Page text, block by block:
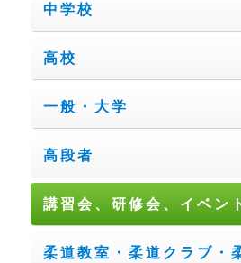
中学校
高校
一般・大学
高段者
講習会、研修会、イベン
柔道教室・柔道クラブ・